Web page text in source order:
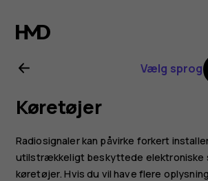
til
Nokia
8.1
Vælg sprog
Køretøjer
Radiosignaler kan påvirke forkert
utilstrækkeligt beskyttede elektroniske
køretøjer. Hvis du vil have flere